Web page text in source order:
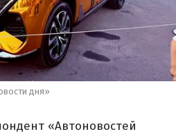
дня»
«Автоновостей